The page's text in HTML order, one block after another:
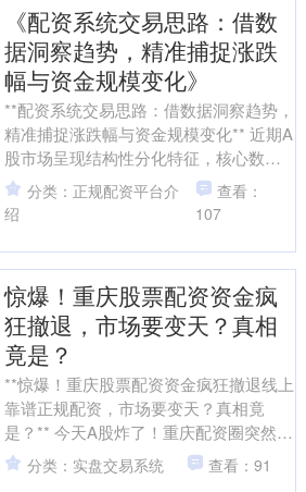
《配资系统交易思路：借数
据洞察趋势，精准捕捉涨跌
幅与资金规模变化》
**配资系统交易思路：借数据洞察趋势，
精准捕捉涨跌幅与资金规模变化** 近期A
股市场呈现结构性分化特征，核心数据
揭示市场活跃度与资金偏好：截至最新
交易日，上证指....
分类：正规配资平台介
绍
查看：
107
惊爆！重庆股票配资资金疯
狂撤退，市场要变天？真相
竟是？
**惊爆！重庆股票配资资金疯狂撤退线上
靠谱正规配资，市场要变天？真相竟
是？** 今天A股炸了！重庆配资圈突然掀
起一场“资金大逃亡”，杠杆资金批量撤
离、配资平台紧....
分类：实盘交易系统 查看：91